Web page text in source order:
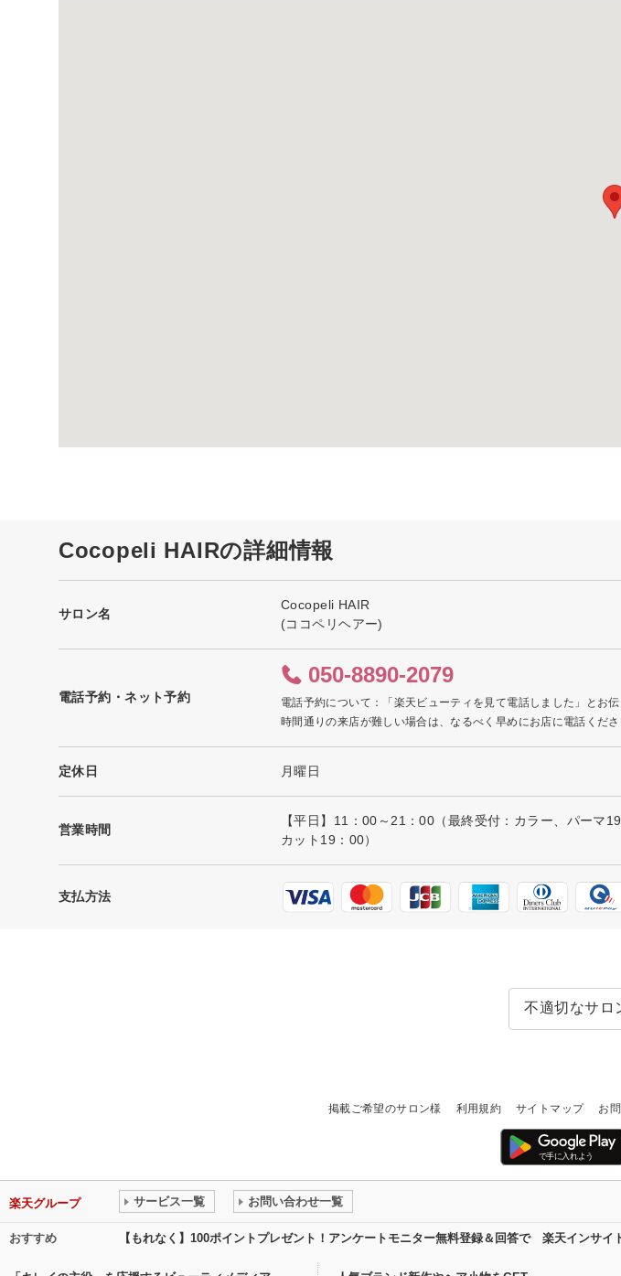
Cocopeli HAIRの詳細情報
サロン名
Cocopeli HAIR
(ココペリヘアー)
電話予約・ネット予約
050-8890-2079
電話予約について：「楽天ビューティを見て電話しました」とお
時間通りの来店が難しい場合は、なるべく早めにお店に電話くださ
定休日 月曜日
営業時間
【平日】11：00～21：00（最終受付：カラー、パーマ
カット19：00）
支払方法
不適切なサロ
掲載ご希望のサロン様 利用規約 サイトマップ お
楽天グループ サービス一覧 お問い合わせ一覧
おすすめ 【もれなく】100ポイントプレゼント！アンケートモニター無料登録＆回答で 楽天インサイ